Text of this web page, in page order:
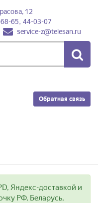
12
65, 44-03-07
service-z@telesan.ru
Обратная связь
Яндекс-доставкой и
РФ, Беларусь,